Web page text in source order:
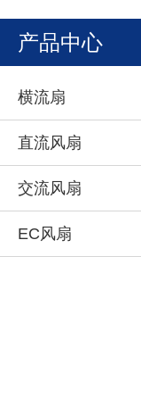
产品中心
横流扇
直流风扇
交流风扇
EC风扇